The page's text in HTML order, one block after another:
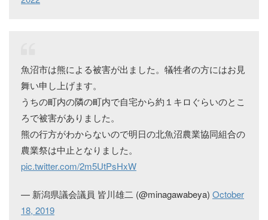
魚沼市は熊による被害が出ました。犠牲者の方にはお見
舞い申し上げます。
うちの町内の隣の町内で自宅から約１キロぐらいのとこ
ろで被害がありました。
熊の行方がわからないので明日の北魚沼農業協同組合の
農業祭は中止となりました。
pic.twitter.com/2m5UtPsHxW
— 新潟県議会議員 皆川雄二 (@minagawabeya) October
18, 2019